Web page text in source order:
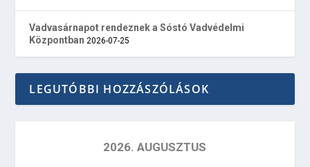
Vadvasárnapot rendeznek a Sóstó Vadvédelmi
Központban 2026-07-25
LEGUTÓBBI HOZZÁSZÓLÁSOK
2026. AUGUSZTUS